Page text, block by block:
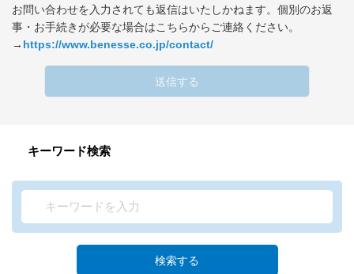
お問い合わせを入力されても返信はいたしかねます。個別のお返
事・お手続きが必要な場合はこちらからご連絡ください。
→ https://www.benesse.co.jp/contact/
送信する
キーワード検索
検索する